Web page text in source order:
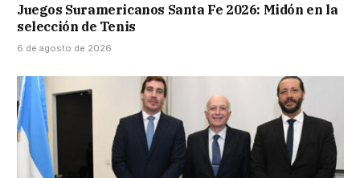
Juegos Suramericanos Santa Fe 2026: Midón en la
selección de Tenis
6 de agosto de 2026